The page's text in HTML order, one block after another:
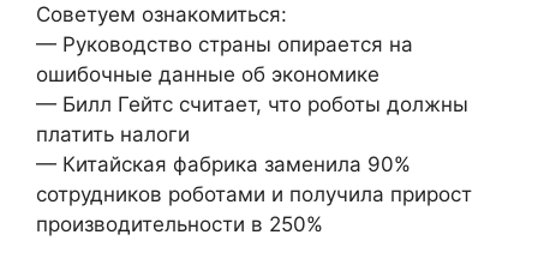
Советуем ознакомиться:
— Руководство страны опирается на
ошибочные данные об экономике
— Билл Гейтс считает, что роботы должны
платить налоги
— Китайская фабрика заменила 90%
сотрудников роботами и получила прирост
производительности в 250%